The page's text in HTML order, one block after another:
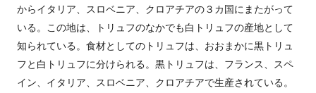
からイタリア、スロベニア、クロアチアの３カ国にまたがって
いる。この地は、トリュフのなかでも白トリュフの産地として
知られている。食材としてのトリュフは、おおまかに黒トリュ
フと白トリュフに分けられる。黒トリュフは、フランス、スペ
イン、イタリア、スロベニア、クロアチアで生産されている。